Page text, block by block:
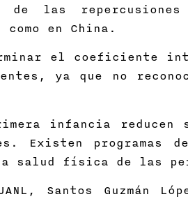
de las
en China.
el coeficiente
ya que no
infancia
Existen programas
física de las
Santos Guzmán